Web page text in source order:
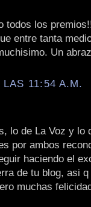
todos los
entre tanta
Un
11:54 A.M.
lo de La Voz y lo
por ambos
haciendo el
de tu blog, asi
muchas